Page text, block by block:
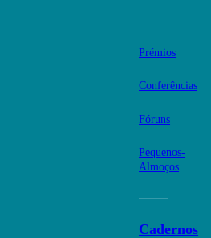
Prémios
Conferências
Fóruns
Pequenos-
Almoços
Cadernos